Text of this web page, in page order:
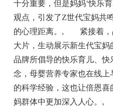
十分重要，但是妈妈‘快乐
观点，引发了Z世代宝妈共
的心理距离。 , 紧接着，
大片，生动展示新生代宝
品牌所倡导的快乐育儿、
念，母婴营养专家也在线
的科学经验，这也让倍恩
妈群体中更加深入人心。 ,